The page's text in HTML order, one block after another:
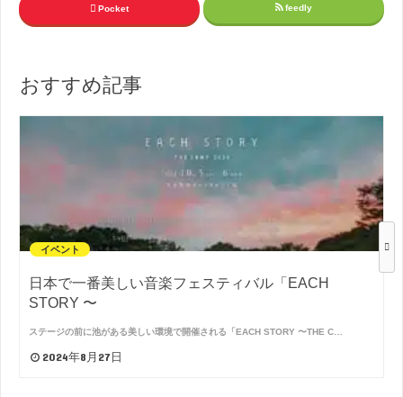
Pocket feedly
おすすめ記事
イベント
日本で一番美しい音楽フェスティバル「EACH
STORY 〜
ステージの前に池がある美しい環境で開催される「EACH STORY 〜THE C…
2024年8月27日